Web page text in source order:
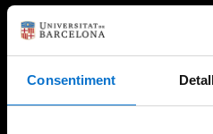
Consentiment
Try